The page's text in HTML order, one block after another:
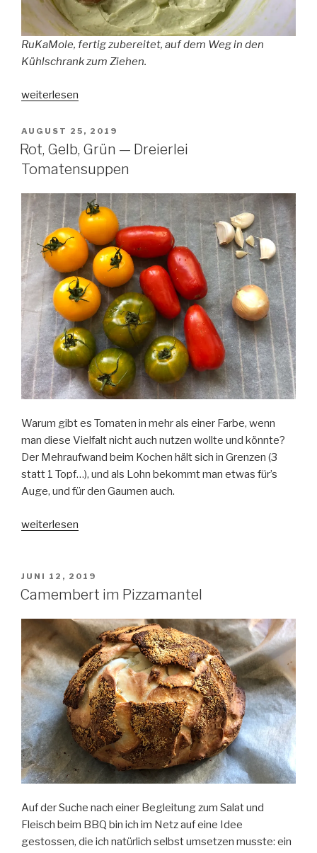
RuKaMole, fertig zubereitet, auf dem Weg in den
Kühlschrank zum Ziehen.
„RuKaMole
„Hausrezepte“)“
weiterlesen
VERÖFFENTLICHT
AM
AUGUST 25, 2019
Rot, Gelb, Grün — Dreierlei
Tomatensuppen
Warum gibt es Tomaten in mehr als einer Farbe, wenn
man diese Vielfalt nicht auch nutzen wollte und könnte?
Der Mehraufwand beim Kochen hält sich in Grenzen (3
statt 1 Topf…), und als Lohn bekommt man etwas für’s
Auge, und für den Gaumen auch.
„Rot,
—
Dreierlei
weiterlesen
VERÖFFENTLICHT
AM
JUNI 12, 2019
Camembert im Pizzamantel
Auf der Suche nach einer Begleitung zum Salat und
Fleisch beim BBQ bin ich im Netz auf eine Idee
gestossen, die ich natürlich selbst umsetzen musste: ein